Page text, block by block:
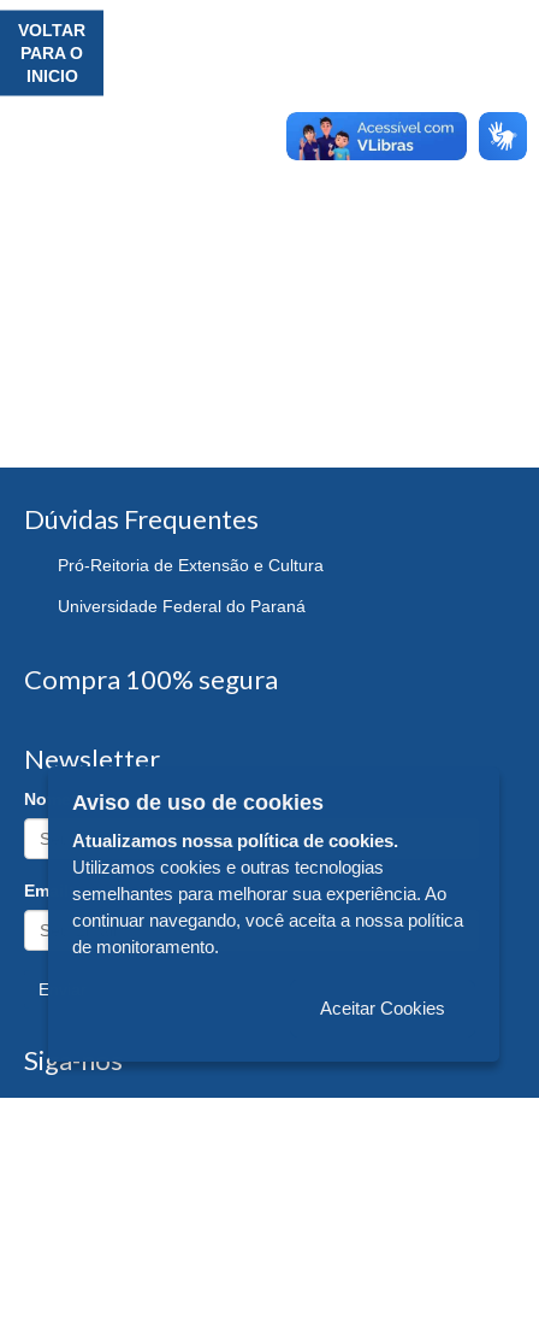
VOLTAR
PARA O
INICIO
Dúvidas Frequentes
Pró-Reitoria de Extensão e Cultura
Universidade Federal do Paraná
Compra 100% segura
Newsletter
Nome:
Email:
Enviar
Siga-nos
Aviso de uso de cookies
Atualizamos nossa política de cookies.
Utilizamos cookies e outras tecnologias
semelhantes para melhorar sua experiência. Ao
continuar navegando, você aceita a nossa política
de monitoramento.
Aceitar Cookies